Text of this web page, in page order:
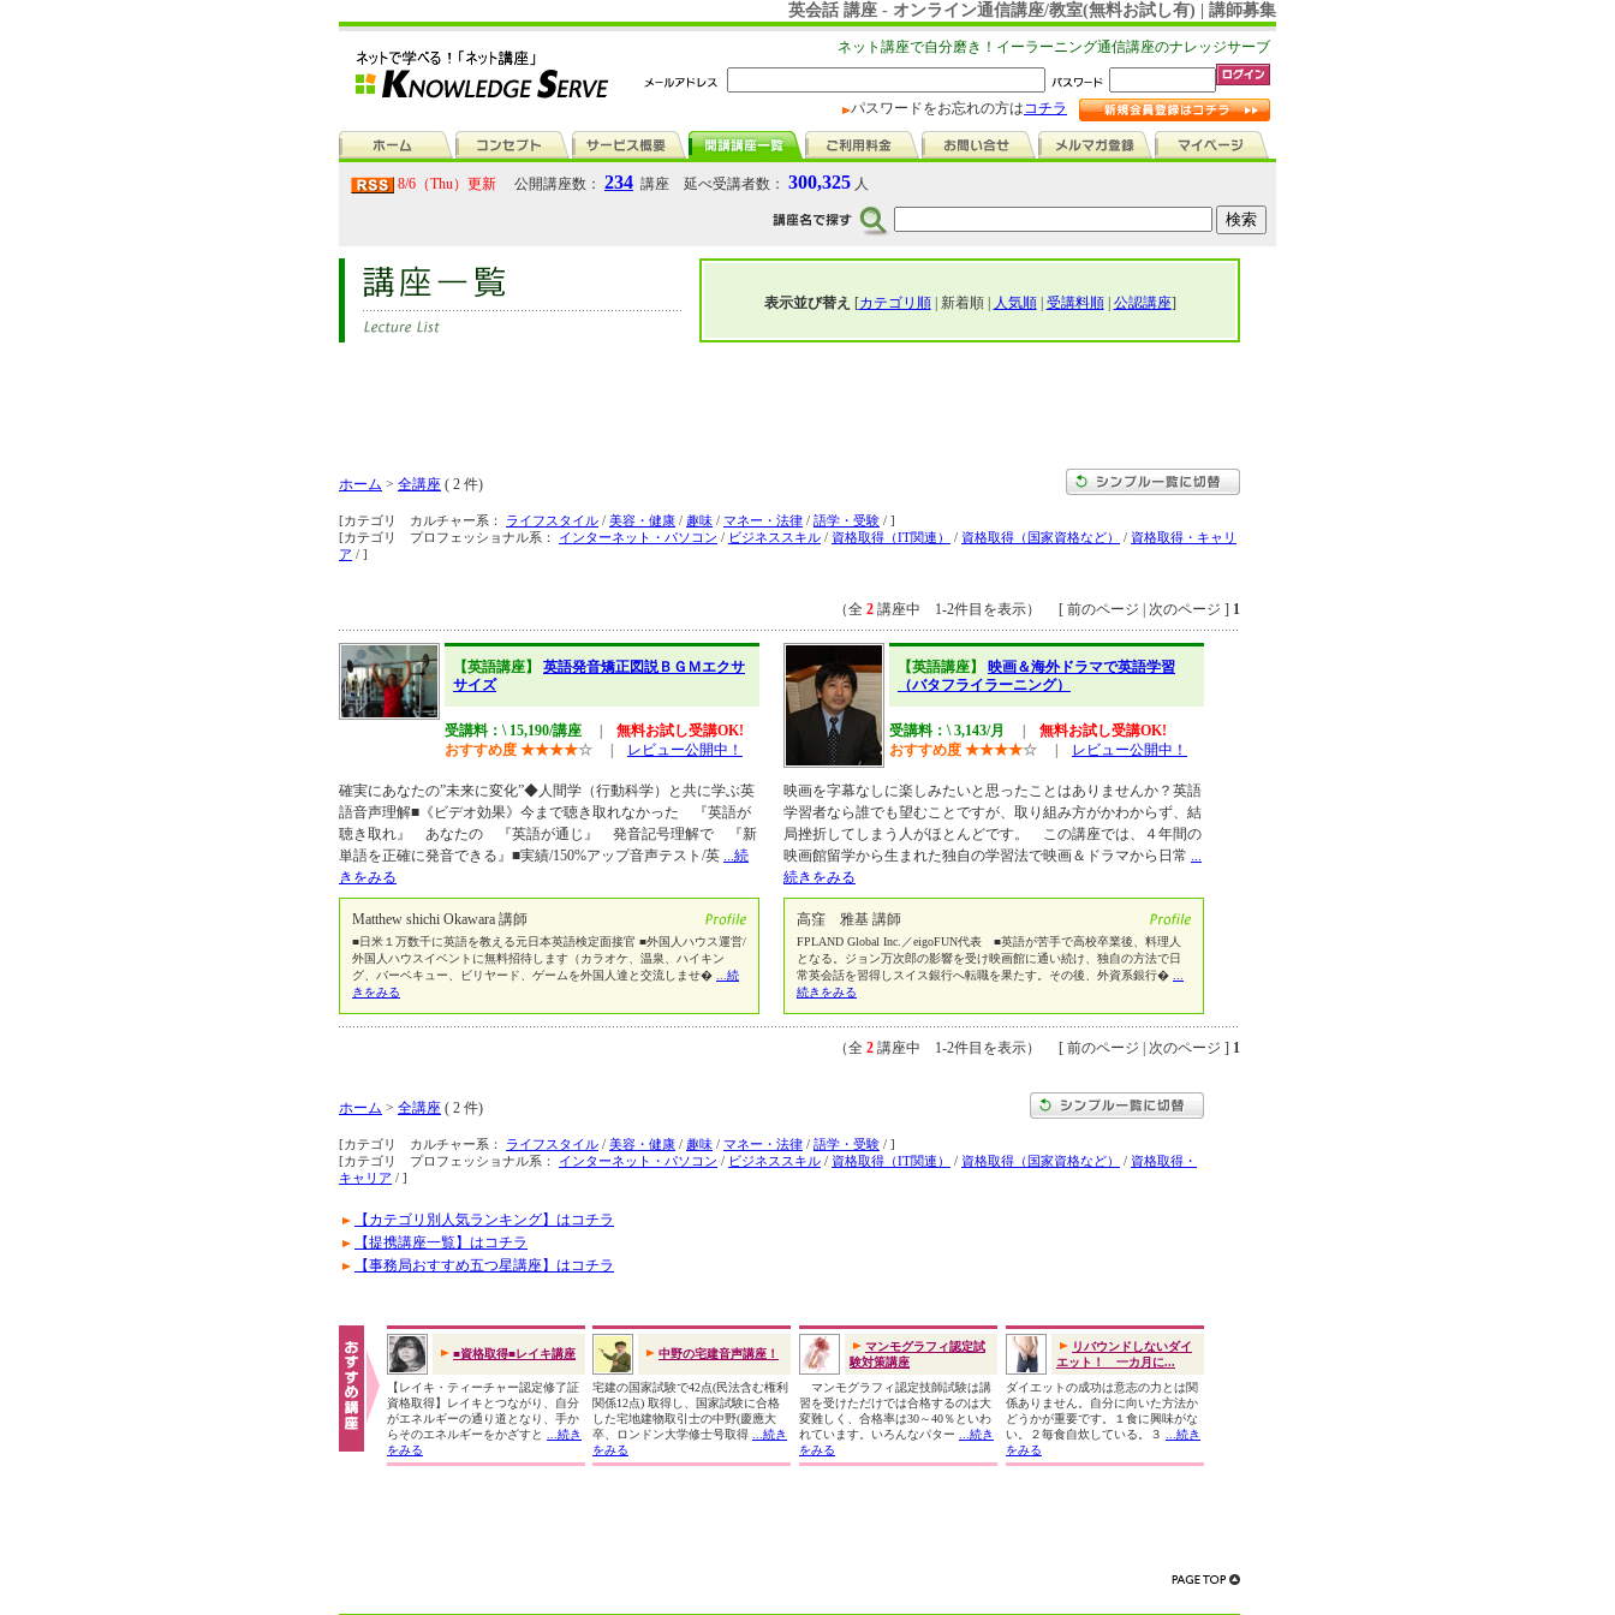
英会話 講座 - オンライン通信講座/教室(無料お試し有) | 講師募集
ネット講座で自分磨き！イーラーニング通信講座のナレッジサーブ
パスワードをお忘れの方はコチラ
8/6（Thu）更新 公開講座数： 234 講座 延べ受講者数： 300,325 人
表示並び替え [カテゴリ順| 新着順 | 人気順| 受講料順| 公認講座]
ホーム > 全講座 ( 2 件)
[カテゴリ カルチャー系： ライフスタイル / 美容・健康 / 趣味 / マネー・法律 / 語学・受験 / ]
[カテゴリ プロフェッショナル系： インターネット・パソコン / ビジネススキル / 資格取得（IT関連） / 資格取得（国家資格など） / 資格取得・キャリ
ア / ]
（全 2 講座中 1-2件目を表示） [ 前のページ | 次のページ ] 1
【英語講座】 英語発音矯正図説ＢＧＭエクサ
サイズ
受講料：\ 15,190/講座
無料お試し受講OK!
おすすめ度 ★★★★☆ レビュー公開中！
確実にあなたの”未来に変化”◆人間学（行動科学）と共に学ぶ英
語音声理解■《ビデオ効果》今まで聴き取れなかった 『英語が
聴き取れ』 あなたの 『英語が通じ』 発音記号理解で 『新
単語を正確に発音できる』■実績/150%アップ音声テスト/英 ...続
きをみる
Matthew shichi Okawara 講師
■日米１万数千に英語を教える元日本英語検定面接官 ■外国人ハウス運営/
外国人ハウスイベントに無料招待します（カラオケ、温泉、ハイキン
グ、バーベキュー、ビリヤード、ゲームを外国人達と交流しませ�
...続
きをみる
【英語講座】 映画＆海外ドラマで英語学習
（バタフライラーニング）
受講料：\ 3,143/月
無料お試し受講OK!
おすすめ度 ★★★★☆ レビュー公開中！
映画を字幕なしに楽しみたいと思ったことはありませんか？英語
学習者なら誰でも望むことですが、取り組み方がかわからず、結
局挫折してしまう人がほとんどです。 この講座では、４年間の
映画館留学から生まれた独自の学習法で映画＆ドラマから日常 ...
続きをみる
高窪 雅基 講師
FPLAND Global Inc.／eigoFUN代表 ■英語が苦手で高校卒業後、料理人
となる。ジョン万次郎の影響を受け映画館に通い続け、独自の方法で日
常英会話を習得しスイス銀行へ転職を果たす。その後、外資系銀行�
続きをみる
（全 2 講座中 1-2件目を表示） [ 前のページ | 次のページ ] 1
ホーム > 全講座 ( 2 件)
[カテゴリ カルチャー系： ライフスタイル / 美容・健康 / 趣味 / マネー・法律 / 語学・受験 / ]
[カテゴリ プロフェッショナル系： インターネット・パソコン / ビジネススキル / 資格取得（IT関連） / 資格取得（国家資格など） / 資格取得・
キャリア / ]
【カテゴリ別人気ランキング】はコチラ
【提携講座一覧】はコチラ
【事務局おすすめ五つ星講座】はコチラ
■資格取得■レイキ講座
【レイキ・ティーチャー認定修了証
資格取得】レイキとつながり、自分
がエネルギーの通り道となり、手か
らそのエネルギーをかざすと
...続き
をみる
中野の宅建音声講座！
宅建の国家試験で42点(民法含む権利
関係12点) 取得し、国家試験に合格
した宅地建物取引士の中野(慶應大
卒、ロンドン大学修士号取得
...続き
をみる
マンモグラフィ認定試
験対策講座
マンモグラフィ認定技師試験は講
習を受けただけでは合格するのは大
変難しく、合格率は30～40％といわ
れています。いろんなパター
...続き
をみる
リバウンドしないダイ
エット！ 一カ月に...
ダイエットの成功は意志の力とは関
係ありません。自分に向いた方法か
どうかが重要です。１食に興味がな
い。２毎食自炊している。３
...続き
をみる